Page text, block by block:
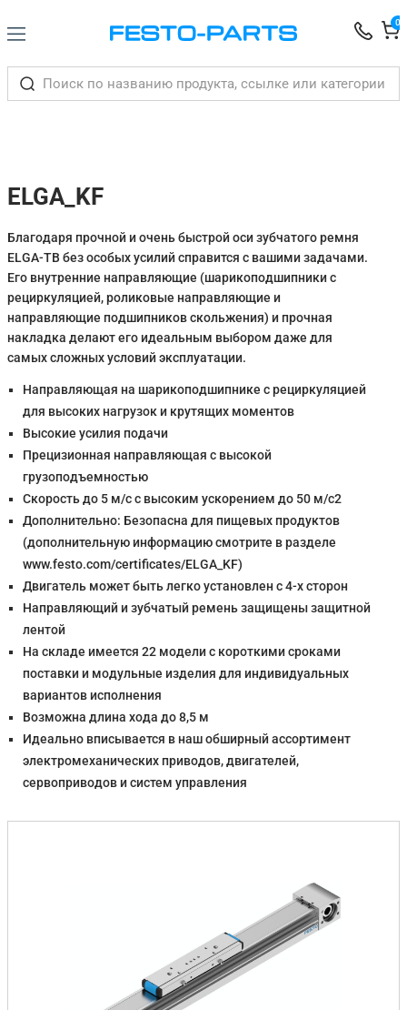
0
ELGA_KF
Благодаря прочной и очень быстрой оси зубчатого ремня
ELGA-TB без особых усилий справится с вашими задачами.
Его внутренние направляющие (шарикоподшипники с
рециркуляцией, роликовые направляющие и
направляющие подшипников скольжения) и прочная
накладка делают его идеальным выбором даже для
самых сложных условий эксплуатации.
Направляющая на шарикоподшипнике с рециркуляцией
для высоких нагрузок и крутящих моментов
Высокие усилия подачи
Прецизионная направляющая с высокой
грузоподъемностью
Скорость до 5 м/с с высоким ускорением до 50 м/с2
Дополнительно: Безопасна для пищевых продуктов
(дополнительную информацию смотрите в разделе
www.festo.com/certificates/ELGA_KF)
Двигатель может быть легко установлен с 4-х сторон
Направляющий и зубчатый ремень защищены защитной
лентой
На складе имеется 22 модели с короткими сроками
поставки и модульные изделия для индивидуальных
вариантов исполнения
Возможна длина хода до 8,5 м
Идеально вписывается в наш обширный ассортимент
электромеханических приводов, двигателей,
сервоприводов и систем управления